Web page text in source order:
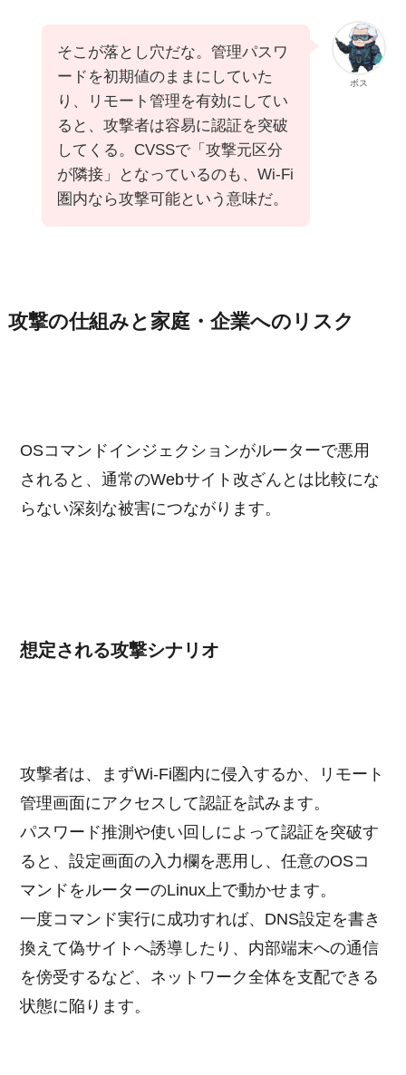
ボス
そこが落とし穴だな。管理パスワ
ードを初期値のままにしていた
り、リモート管理を有効にしてい
ると、攻撃者は容易に認証を突破
してくる。CVSSで「攻撃元区分
が隣接」となっているのも、Wi-Fi
圏内なら攻撃可能という意味だ。
攻撃の仕組みと家庭・企業へのリスク
OSコマンドインジェクションがルーターで悪用
されると、通常のWebサイト改ざんとは比較にな
らない深刻な被害につながります。
想定される攻撃シナリオ
攻撃者は、まずWi-Fi圏内に侵入するか、リモート
管理画面にアクセスして認証を試みます。
パスワード推測や使い回しによって認証を突破す
ると、設定画面の入力欄を悪用し、任意のOSコ
マンドをルーターのLinux上で動かせます。
一度コマンド実行に成功すれば、DNS設定を書き
換えて偽サイトへ誘導したり、内部端末への通信
を傍受するなど、ネットワーク全体を支配できる
状態に陥ります。